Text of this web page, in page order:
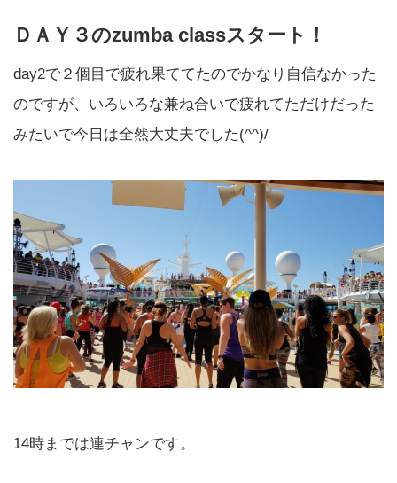
ＤＡＹ３のzumba classスタート！
day2で２個目で疲れ果ててたのでかなり自信なかった
のですが、いろいろな兼ね合いで疲れてただけだった
みたいで今日は全然大丈夫でした(^^)/
14時までは連チャンです。